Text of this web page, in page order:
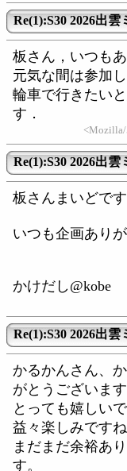
Re(1):S30 2026出
板さん，いつも
元気な間は参加
輪車で行きたい
す．
<Mozilla/
Re(1):S30 2026出
板さんまいどです
いつも企画あり
かけだし@kobe
Re(1):S30 2026出
かるかんさん、
がとうございます
とっても嬉しいで
益々楽しみですね
まだまだ余裕あ
す。